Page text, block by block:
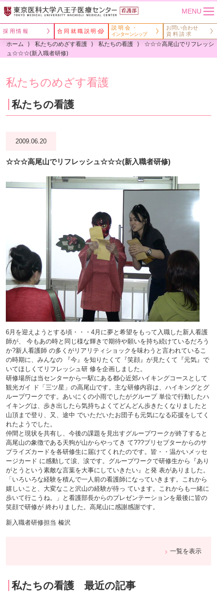
MENU
採用情報 合同就職説明会
説明会・
インターンシップ
お問い合わせ
資料請求
ホーム
私たちのめざす看護 私たちの看護
☆☆☆高尾山でリフレッシ
ュ☆☆☆(新入職者研修)
私たちのめざす看護
私たちの看護
2009.06.20
☆☆☆高尾山でリフレッシュ☆☆☆(新入職者研修)
6月を迎えようとする頃・・・4月に夢と希望をもって入職した新人看護
師が、 今もあの時と同じ様な輝きで期待や願いを持ち続けているだろう
か?新人看護師 の多くがリアリティショックを味わうと言われているこ
の時期に、みんなの 『今』を知りたくて『笑顔』が見たくて『元気』で
いてほしくてリフレッシュ研 修を企画しました。
研修場所は当センターから一駅にある都心近郊ハイキングコースとして
観光ガイ ド「三ツ星」の高尾山です。主な研修内容は、ハイキングとグ
ループワークです。あいにくの小雨でしたがグループ 単位で行動したハ
イキングは、歩き出したら気持ちよくてどんどん歩きたくなりましたと
山頂まで登り、又、途中 でいただいたお団子も元気になる応援をしてく
れたようでした。
仲間と現状を共有し、今後の課題を見出すグループワークが終了すると
高尾山の象徴である天狗が山からやってき て???プリセプターからのサ
プライズカードを各研修生に届けてくれたのです。皆・・温かいメッセ
ージカード に感動して涙、涙です。グループワークで研修生から『あり
がとうという素敵な言葉を大事にしていきたい』と発 表がありました。
「いろいろな経験を積んで一人前の看護師になっていきます。これから
嬉しいこと、大変なこと沢山の経験が待っ ています。これからも一緒に
歩いて行こうね。」と看護部長からのプレゼンテーションを最後に皆の
笑顔で研修が 終わりました。高尾山に感謝感謝です。
新入職者研修担当 榛沢
一覧を表示
私たちの看護 最近の記事